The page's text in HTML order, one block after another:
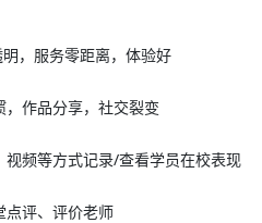
，服务零距离，体验好
，作品分享，社交裂变
视频等方式记录/查看学员在校表现
点评、评价老师